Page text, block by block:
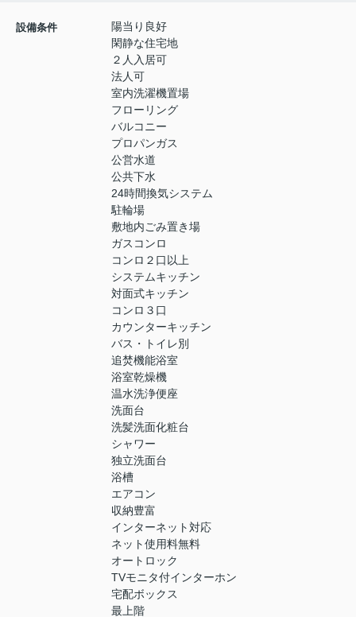
設備条件
陽当り良好
閑静な住宅地
２人入居可
法人可
室内洗濯機置場
フローリング
バルコニー
プロパンガス
公営水道
公共下水
24時間換気システム
駐輪場
敷地内ごみ置き場
ガスコンロ
コンロ２口以上
システムキッチン
対面式キッチン
コンロ３口
カウンターキッチン
バス・トイレ別
追焚機能浴室
浴室乾燥機
温水洗浄便座
洗面台
洗髪洗面化粧台
シャワー
独立洗面台
浴槽
エアコン
収納豊富
インターネット対応
ネット使用料無料
オートロック
TVモニタ付インターホン
宅配ボックス
最上階